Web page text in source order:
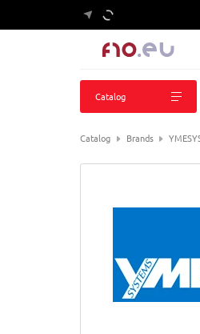
Catalog
Catalog Brands